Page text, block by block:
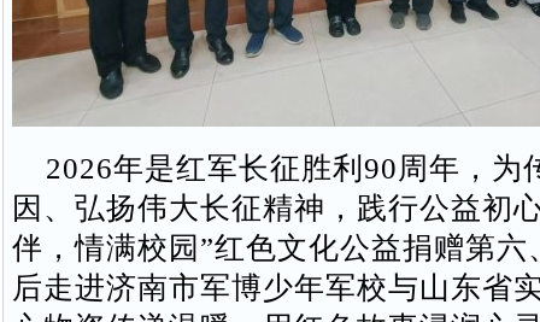
2026年是红军长征胜利90周年，为
因、弘扬伟大长征精神，践行公益初
伴，情满校园”红色文化公益捐赠第六
后走进济南市军博少年军校与山东省